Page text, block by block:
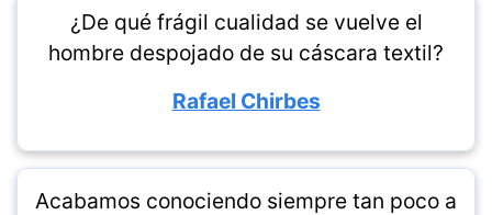
¿De qué frágil cualidad se vuelve el
hombre despojado de su cáscara textil?
Rafael Chirbes
Acabamos conociendo siempre tan poco a